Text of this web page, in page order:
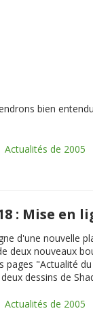
bien
Actualités de 2005
18 : Mise
d'une nouvelle
deux nouveaux
pages "Actualité
dessins de
Actualités de 2005